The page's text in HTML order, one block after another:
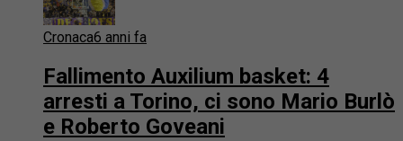
Cronaca6 anni fa
Fallimento Auxilium basket: 4
arresti a Torino, ci sono Mario Burlò
e Roberto Goveani